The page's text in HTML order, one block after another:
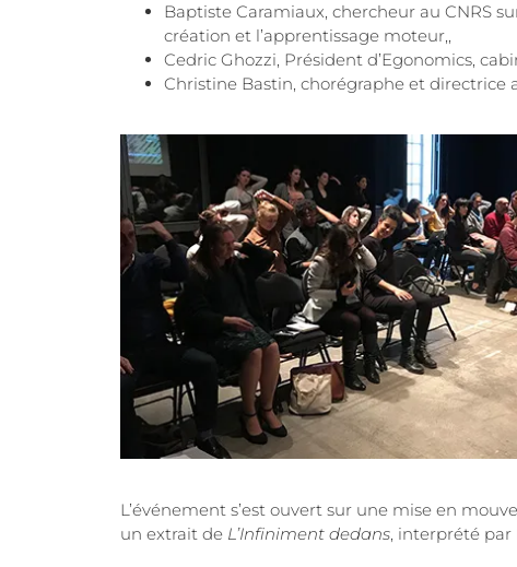
Baptiste Caramiaux, chercheur au CNRS
création et l’apprentissage moteur,,
Cedric Ghozzi, Président d’Egonomics,
Christine Bastin, chorégraphe et directrice
L’événement s’est ouvert sur une mise en
un extrait de L’Infiniment dedans, interprété par